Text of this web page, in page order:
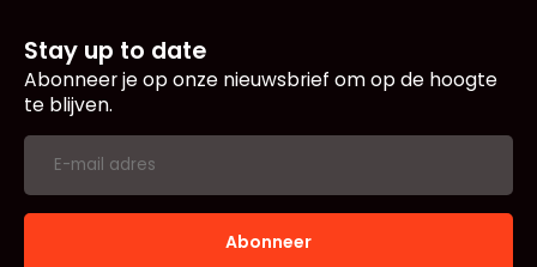
Stay up to date
Abonneer je op onze nieuwsbrief om op de hoogte
te blijven.
Abonneer